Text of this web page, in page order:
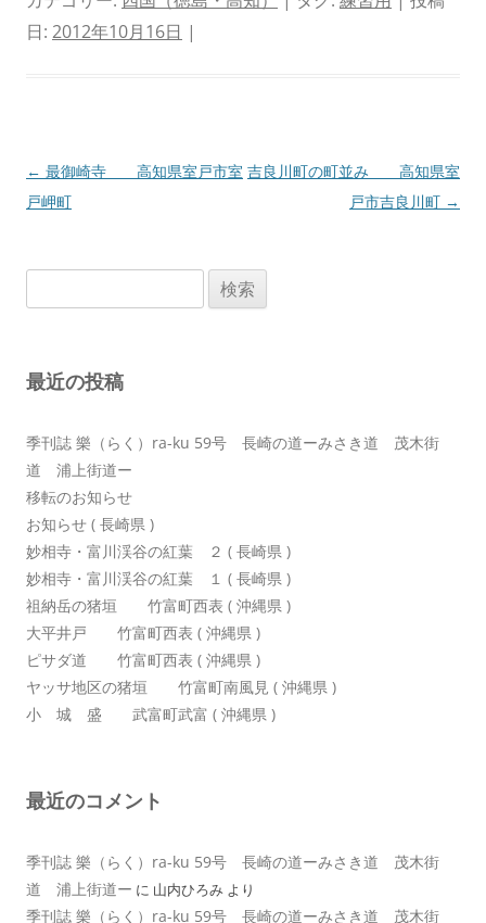
日: 2012年10月16日 |
投
稿
ョ
← 最御崎寺 高知県室戸市室
戸岬町
吉良川町の町並み 高知県室
戸市吉良川町 →
索:
最近の投稿
季刊誌 樂（らく）ra-ku 59号 長崎の道ーみさき道 茂木街
道 浦上街道ー
移転のお知らせ
お知らせ ( 長崎県 )
妙相寺・富川渓谷の紅葉 ２ ( 長崎県 )
妙相寺・富川渓谷の紅葉 １ ( 長崎県 )
祖納岳の猪垣 竹富町西表 ( 沖縄県 )
大平井戸 竹富町西表 ( 沖縄県 )
ピサダ道 竹富町西表 ( 沖縄県 )
ヤッサ地区の猪垣 竹富町南風見 ( 沖縄県 )
小 城 盛 武富町武富 ( 沖縄県 )
最近のコメント
季刊誌 樂（らく）ra-ku 59号 長崎の道ーみさき道 茂木街
道 浦上街道ー に 山内ひろみ より
季刊誌 樂（らく）ra-ku 59号 長崎の道ーみさき道 茂木街